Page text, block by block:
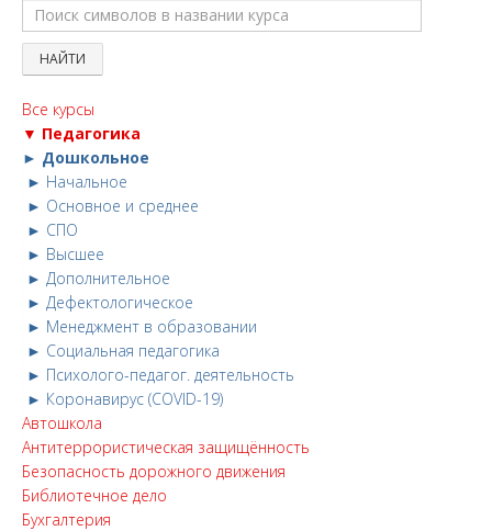
Все курсы
▼ Педагогика
► Дошкольное
► Начальное
► Основное и среднее
► СПО
► Высшее
► Дополнительное
► Дефектологическое
► Менеджмент в образовании
► Социальная педагогика
► Психолого-педагог. деятельность
► Коронавирус (COVID-19)
Автошкола
Антитеррористическая защищённость
Безопасность дорожного движения
Библиотечное дело
Бухгалтерия